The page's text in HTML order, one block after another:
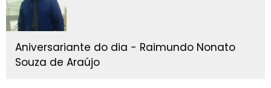
Aniversariante do dia - Raimundo Nonato
Souza de Araújo